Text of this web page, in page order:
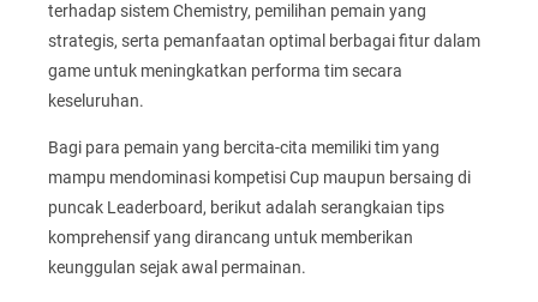
terhadap sistem Chemistry, pemilihan pemain yang
strategis, serta pemanfaatan optimal berbagai fitur dalam
game untuk meningkatkan performa tim secara
keseluruhan.
Bagi para pemain yang bercita-cita memiliki tim yang
mampu mendominasi kompetisi Cup maupun bersaing di
puncak Leaderboard, berikut adalah serangkaian tips
komprehensif yang dirancang untuk memberikan
keunggulan sejak awal permainan.